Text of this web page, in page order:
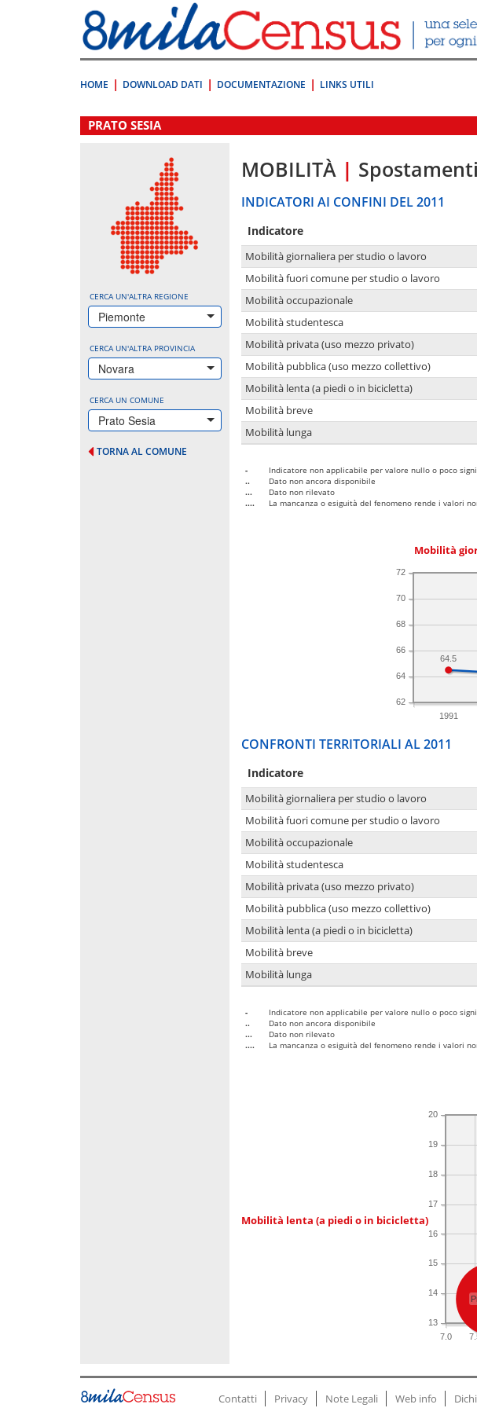
direttamente
a:
Contenuto
HOME DOWNLOAD DATI DOCUMENTAZIONE LINKS UTILI
.
PRATO SESIA
CERCA UN'ALTRA REGIONE
Piemonte
CERCA UN'ALTRA PROVINCIA
Novara
CERCA UN COMUNE
Prato Sesia
TORNA AL COMUNE
MOBILITÀ |
INDICATORI AI CONFINI DEL 2011
Indicatore
Mobilità giornaliera per studio o lavoro
Mobilità fuori comune per studio o lavoro
Mobilità occupazionale
Mobilità studentesca
Mobilità privata (uso mezzo privato)
Mobilità pubblica (uso mezzo collettivo)
Mobilità lenta (a piedi o in bicicletta)
Mobilità breve
Mobilità lunga
-
Indicatore non applicabile per valore nullo o poco
..
Dato non ancora disponibile
...
Dato non rilevato
....
La mancanza o esiguità del fenomeno rende i valori
Mobilità
1991
62
64
66
68
70
72
64.5
CONFRONTI TERRITORIALI AL 2011
Indicatore
Mobilità giornaliera per studio o lavoro
Mobilità fuori comune per studio o lavoro
Mobilità occupazionale
Mobilità studentesca
Mobilità privata (uso mezzo privato)
Mobilità pubblica (uso mezzo collettivo)
Mobilità lenta (a piedi o in bicicletta)
Mobilità breve
Mobilità lunga
-
Indicatore non applicabile per valore nullo o poco
..
Dato non ancora disponibile
...
Dato non rilevato
....
La mancanza o esiguità del fenomeno rende i valori
Mobilità lenta (a piedi o in bicicletta)
7.0
13
14
15
16
17
18
19
20
Contatti Privacy Note Legali Web info